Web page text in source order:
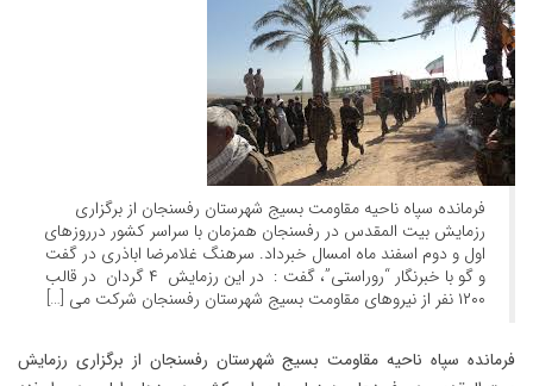
فرمانده سپاه ناحیه مقاومت بسیج شهرستان رفسنجان از برگزاری
رزمایش بیت المقدس در رفسنجان همزمان با سراسر کشور درروزهای
اول و دوم اسفند ماه امسال خبرداد. سرهنگ غلامرضا اباذری در گفت
و گو با خبرنگار “روراستی”، گفت : در این رزمایش ۴ گردان در قالب
۱۲۰۰ نفر از نیروهای مقاومت بسیج شهرستان رفسنجان شرکت می […]
فرمانده سپاه ناحیه مقاومت بسیج شهرستان رفسنجان از برگزاری رزمایش